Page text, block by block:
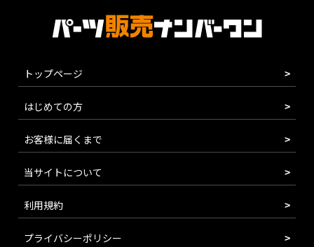
トップページ
はじめての方
お客様に届くまで
当サイトについて
利用規約
プライバシーポリシー